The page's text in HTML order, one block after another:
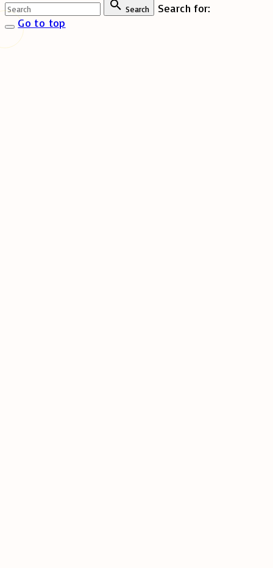
Search
Search for:
Go to top